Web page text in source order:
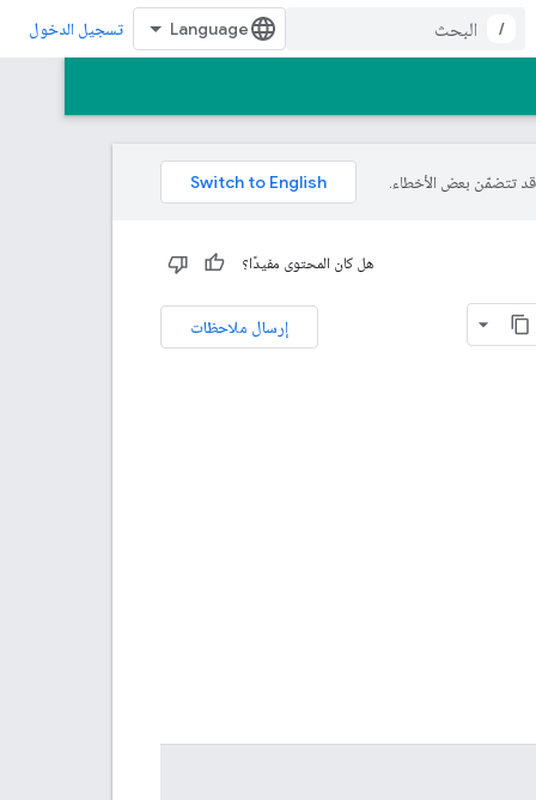
/ تسجيل الدخول
هل كان المحتوى مفيدًا؟
إرسال ملاحظات